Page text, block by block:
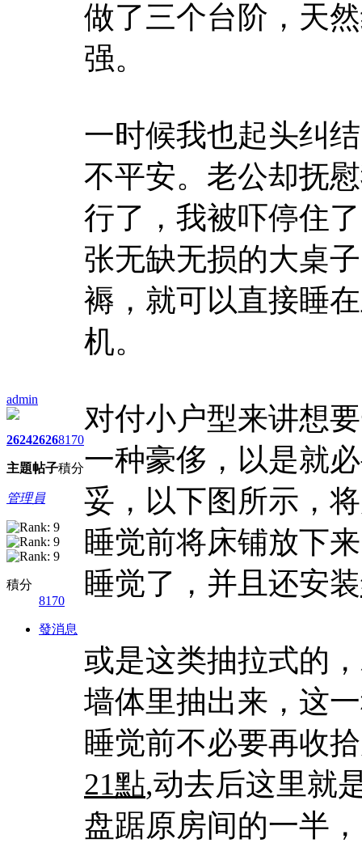
admin
2624
主題
2626
帖子
8170
積分
管理員
積分
8170
發消息
做了三个台阶，天
强。
一时候我也起头纠
不平安。老公却抚
行了，我被吓停住
张无缺无损的大桌
褥，就可以直接睡
机。
对付小户型来讲想
一种豪侈，以是就
妥，以下图所示，
睡觉前将床铺放下
睡觉了，并且还安装
或是这类抽拉式的
墙体里抽出来，这
睡觉前不必要再收
21點,动去后这里就
盘踞原房间的一半